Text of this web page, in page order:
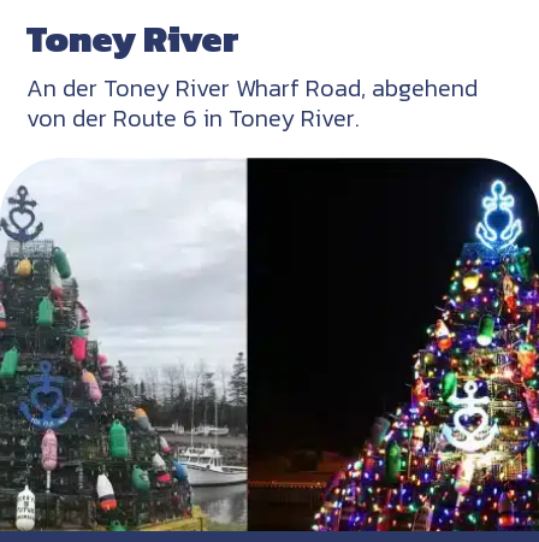
Toney River
An der Toney River Wharf Road, abgehend
von der Route 6 in Toney River.